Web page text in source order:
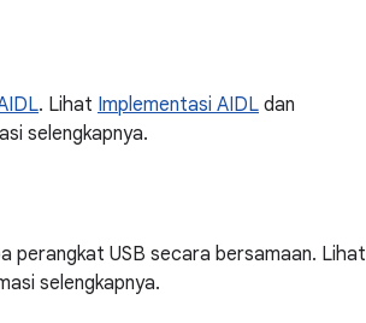
. Lihat Implementasi AIDL dan
selengkapnya.
perangkat USB secara bersamaan. Lihat
selengkapnya.